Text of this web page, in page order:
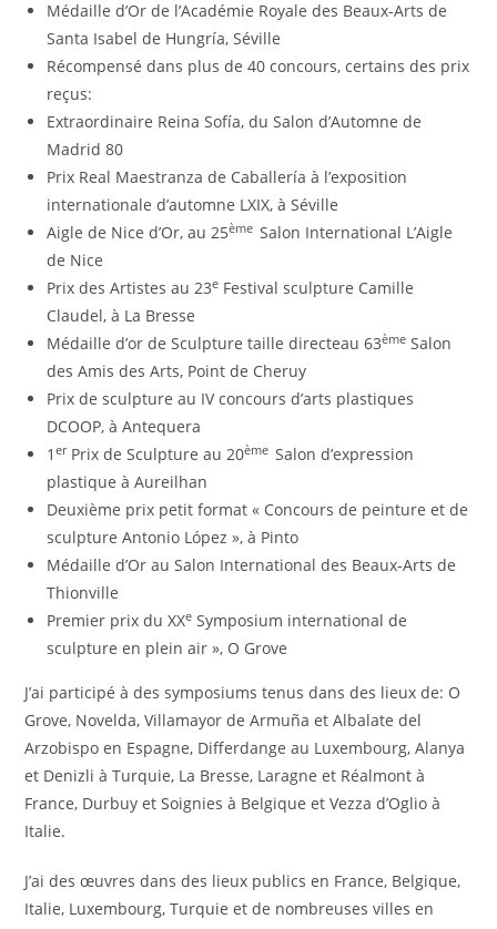
Médaille d’Or de l’Académie Royale des Beaux-Arts de
Santa Isabel de Hungría, Séville
Récompensé dans plus de 40 concours, certains des prix
reçus:
Extraordinaire Reina Sofía, du Salon d’Automne de
Madrid 80
Prix ​​Real Maestranza de Caballería à l’exposition
internationale d’automne LXIX, à Séville
Aigle de Nice d’Or, au 25ème Salon International L’Aigle
de Nice
Prix ​​des Artistes au 23e Festival sculpture Camille
Claudel, à La Bresse
Médaille d’or de Sculpture taille directeau 63ème Salon
des Amis des Arts, Point de Cheruy
Prix ​​de sculpture au IV concours d’arts plastiques
DCOOP, à Antequera
1erPrix de Sculpture au 20ème Salon d’expression
plastique à Aureilhan
Deuxième prix petit format « Concours de peinture et de
sculpture Antonio López », à Pinto
Médaille d’Or au Salon International des Beaux-Arts de
Thionville
Premier prix du XXe Symposium international de
sculpture en plein air », O Grove
J’ai participé à des symposiums tenus dans des lieux de: O
Grove, Novelda, Villamayor de Armuña et Albalate del
Arzobispo en Espagne, Differdange au Luxembourg, Alanya
et Denizli à Turquie, La Bresse, Laragne et Réalmont à
France, Durbuy et Soignies à Belgique et Vezza d’Oglio à
Italie.
J’ai des œuvres dans des lieux publics en France, Belgique,
Italie, Luxembourg, Turquie et de nombreuses villes en